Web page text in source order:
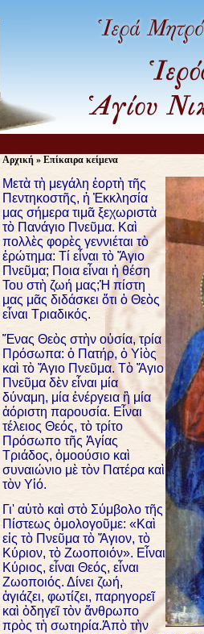
Αρχική » Επίκαιρα κείμενα
Μετὰ τὴ μεγάλη ἑορτὴ τῆς
Πεντηκοστῆς, ἡ Ἐκκλησία
μας σήμερα τιμᾶ ξεχωριστὰ
τὸ Πανάγιο Πνεῦμα. Καὶ
πολλὲς φορὲς γεννιέται τὸ
ἐρώτημα: Τί εἶναι τὸ Ἅγιο
Πνεῦμα; Ποια εἶναι ἡ θέση
Του στὴ ζωή μας;Ἡ πίστη
μας μᾶς διδάσκει ὅτι ὁ Θεὸς
εἶναι Τριαδικός.
Ἕνας Θεὸς στὴν οὐσία, τρία
Πρόσωπα: ὁ Πατήρ, ὁ Υἱὸς
καὶ τὸ Ἅγιο Πνεῦμα. Τὸ Ἅγιο
Πνεῦμα δὲν εἶναι μία
δύναμη, μία ἐνέργεια ἢ μία
ἀόριστη παρουσία. Εἶναι
τέλειος Θεός, τὸ τρίτο
Πρόσωπο τῆς Ἁγίας
Τριάδος, ὁμοούσιο καὶ
συναιώνιο μὲ τὸν Πατέρα καὶ
τὸν Υἱό.
Γι' αὐτὸ καὶ στὸ Σύμβολο τῆς
Πίστεως ὁμολογοῦμε: «Καὶ
εἰς τὸ Πνεῦμα τὸ Ἅγιον, τὸ
Κύριον, τὸ Ζωοποιόν». Εἶναι
Κύριος, εἶναι Θεός, εἶναι
Ζωοποιός. Δίνει ζωή,
ἁγιάζει, φωτίζει, παρηγορεῖ
καὶ ὁδηγεῖ τὸν ἄνθρωπο
πρὸς τὴ σωτηρία.Ἀπὸ τὴν